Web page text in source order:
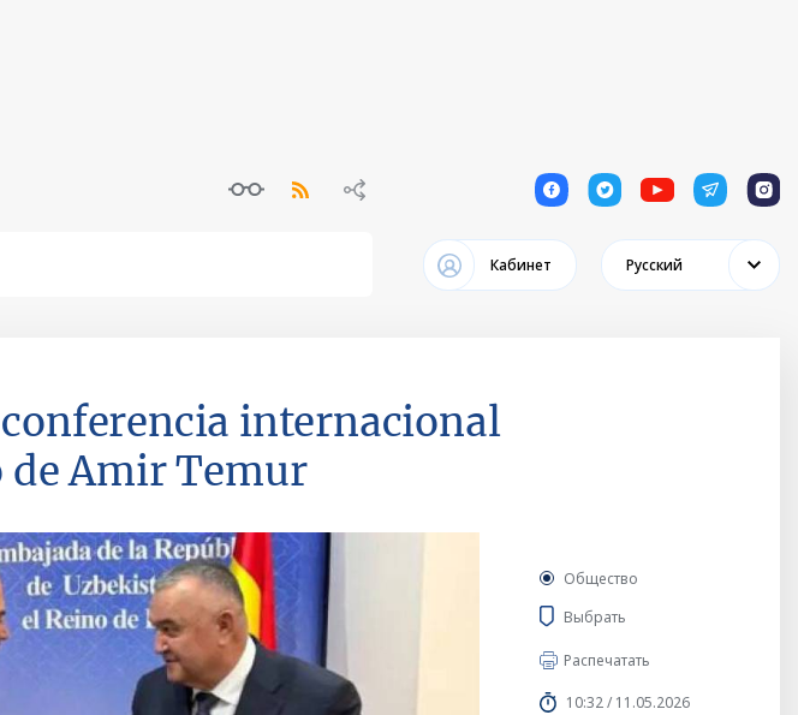
1 1 1 1 1
Кабинет Русский
internacional
de Amir Temur
Общество
Выбрать
Распечатать
10:32 / 11.05.2026